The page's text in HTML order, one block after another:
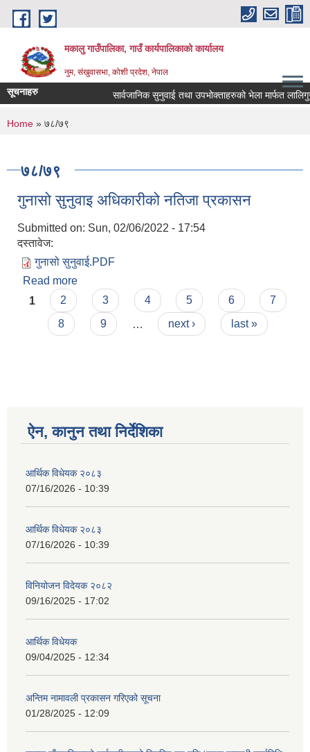
Skip to main content
मकालु गाउँपालिका, गाउँ कार्यपालिकाको कार्यालय
नुम, संखुवासभा, कोशी प्रदेश, नेपाल
सूचनाहरु सार्वजानिक सुनुवाई तथा उपभोक्ताहरुको भेला मार्फत
You are here
Home » ७८/७९
७८/७९
गुनासो सुनुवाइ अधिकारीको नतिजा प्रकासन
Submitted on: Sun, 02/06/2022 - 17:54
दस्तावेज:
गुनासो सुनुवाई.PDF
Read more
Pages
1 2 3 4 5 6
7
8
9 next › last »
ऐन, कानुन तथा निर्देशिका
आर्थिक विधेयक २०८३
07/16/2026 - 10:39
आर्थिक विधेयक २०८३
07/16/2026 - 10:39
विनियोजन विदेयक २०८२
09/16/2025 - 17:02
आर्थिक विधेयक
09/04/2025 - 12:34
अन्तिम नामावली प्रकासन गरिएको सूचना
01/28/2025 - 12:09